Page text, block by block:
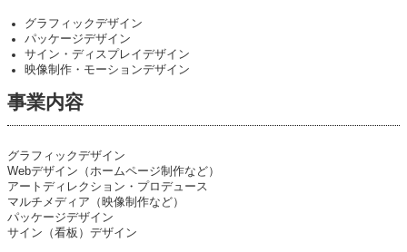
グラフィックデザイン
パッケージデザイン
サイン・ディスプレイデザイン
映像制作・モーションデザイン
事業内容
グラフィックデザイン
Webデザイン（ホームページ制作など）
アートディレクション・プロデュース
マルチメディア（映像制作など）
パッケージデザイン
サイン（看板）デザイン